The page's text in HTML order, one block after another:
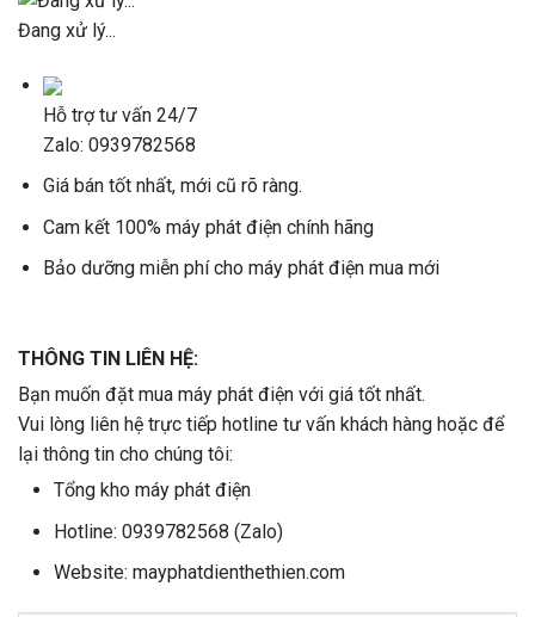
Đang xử lý...
Hỗ trợ tư vấn 24/7
Zalo: 0939782568
Giá bán tốt nhất, mới cũ rõ ràng.
Cam kết 100% máy phát điện chính hãng
Bảo dưỡng miễn phí cho máy phát điện mua mới
THÔNG TIN LIÊN HỆ:
Bạn muốn đặt mua máy phát điện với giá tốt nhất.
Vui lòng liên hệ trực tiếp hotline tư vấn khách hàng hoặc để
lại thông tin cho chúng tôi:
Tổng kho máy phát điện
Hotline: 0939782568 (Zalo)
Website: mayphatdienthethien.com